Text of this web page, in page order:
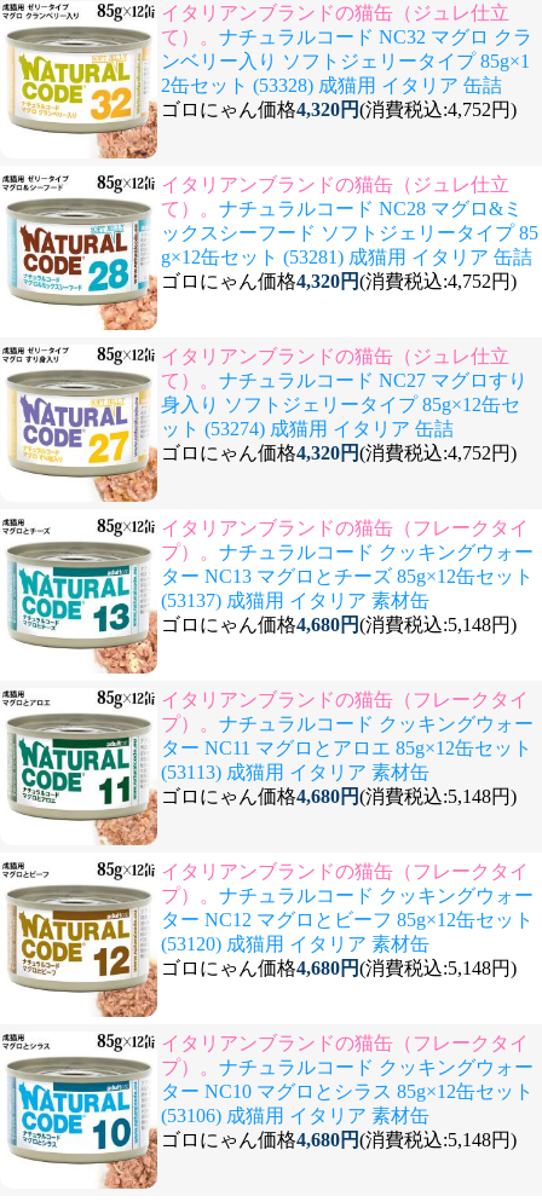
イタリアンブランドの猫缶（ジュレ仕立
て）。 ナチュラルコード NC32 マグロ クラ
ンベリー入り ソフトジェリータイプ 85g×1
2缶セット (53328) 成猫用 イタリア 缶詰
ゴロにゃん価格4,320円(消費税込:4,752円)
イタリアンブランドの猫缶（ジュレ仕立
て）。 ナチュラルコード NC28 マグロ&ミ
ックスシーフード ソフトジェリータイプ 85
g×12缶セット (53281) 成猫用 イタリア 缶詰
ゴロにゃん価格4,320円(消費税込:4,752円)
イタリアンブランドの猫缶（ジュレ仕立
て）。 ナチュラルコード NC27 マグロすり
身入り ソフトジェリータイプ 85g×12缶セ
ット (53274) 成猫用 イタリア 缶詰
ゴロにゃん価格4,320円(消費税込:4,752円)
イタリアンブランドの猫缶（フレークタイ
プ）。 ナチュラルコード クッキングウォー
ター NC13 マグロとチーズ 85g×12缶セット
(53137) 成猫用 イタリア 素材缶
ゴロにゃん価格4,680円(消費税込:5,148円)
イタリアンブランドの猫缶（フレークタイ
プ）。 ナチュラルコード クッキングウォー
ター NC11 マグロとアロエ 85g×12缶セット
(53113) 成猫用 イタリア 素材缶
ゴロにゃん価格4,680円(消費税込:5,148円)
イタリアンブランドの猫缶（フレークタイ
プ）。 ナチュラルコード クッキングウォー
ター NC12 マグロとビーフ 85g×12缶セット
(53120) 成猫用 イタリア 素材缶
ゴロにゃん価格4,680円(消費税込:5,148円)
イタリアンブランドの猫缶（フレークタイ
プ）。 ナチュラルコード クッキングウォー
ター NC10 マグロとシラス 85g×12缶セット
(53106) 成猫用 イタリア 素材缶
ゴロにゃん価格4,680円(消費税込:5,148円)